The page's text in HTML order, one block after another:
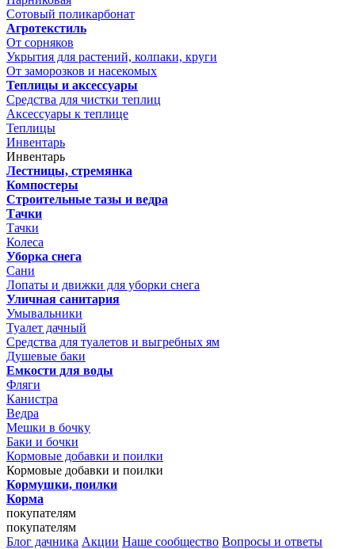
Сотовый поликарбонат
Агротекстиль
От сорняков
Укрытия для растений, колпаки, круги
От заморозков и насекомых
Теплицы и аксессуары
Средства для чистки теплиц
Аксессуары к теплице
Теплицы
Инвентарь
Инвентарь
Лестницы, стремянка
Компостеры
Строительные тазы и ведра
Тачки
Тачки
Колеса
Уборка снега
Сани
Лопаты и движки для уборки снега
Уличная санитария
Умывальники
Туалет дачный
Средства для туалетов и выгребных ям
Душевые баки
Емкости для воды
Фляги
Канистра
Ведра
Мешки в бочку
Баки и бочки
Кормовые добавки и поилки
Кормовые добавки и поилки
Кормушки, поилки
Корма
покупателям
покупателям
Блог дачника Акции Наше сообщество Вопросы и ответы